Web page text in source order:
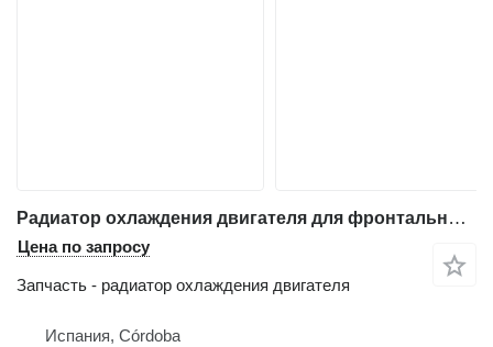
Радиатор охлаждения двигателя для фронтального погрузчика Volvo EC290B
Цена по запросу
Запчасть - радиатор охлаждения двигателя
Испания, Córdoba